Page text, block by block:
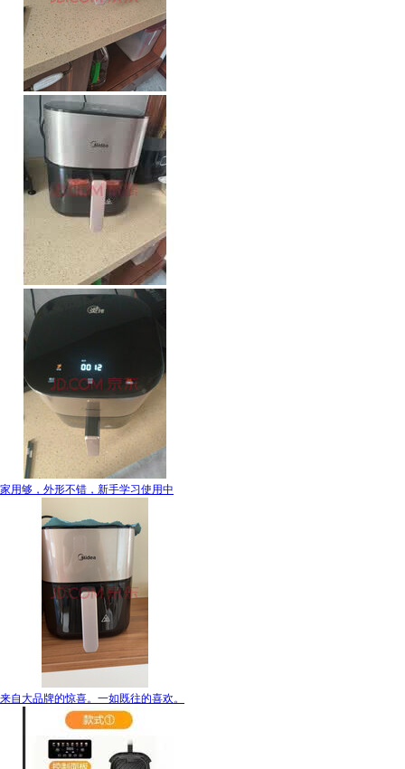
家用够，外形不错，新手学习使用中
来自大品牌的惊喜。一如既往的喜欢。